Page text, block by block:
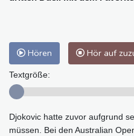
Hören Hör auf
Textgröße:
Djokovic hatte zuvor aufgrund
müssen. Bei den Australian